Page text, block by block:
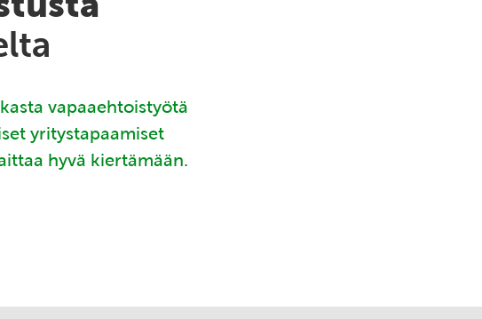
vapaaehtoistyötä
yritystapaamiset
hyvä kiertämään.